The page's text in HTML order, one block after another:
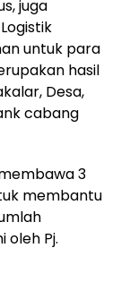
juga
untuk para
hasil
Desa,
cabang
3
membantu
oleh Pj.